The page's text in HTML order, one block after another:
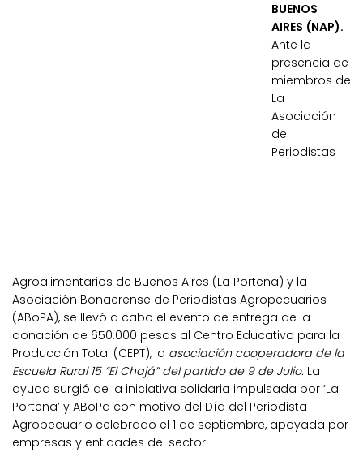
BUENOS
AIRES (NAP).
Ante la
presencia de
miembros de
La
Asociación
de
Periodistas
Agroalimentarios de Buenos Aires (La Porteña) y la
Asociación Bonaerense de Periodistas Agropecuarios
(ABoPA), se llevó a cabo el evento de entrega de la
donación de 650.000 pesos al Centro Educativo para la
Producción Total (CEPT), la asociación cooperadora de la
Escuela Rural 15 “El Chajá” del partido de 9 de Julio. La
ayuda surgió de la iniciativa solidaria impulsada por ‘La
Porteña’ y ABoPa con motivo del Día del Periodista
Agropecuario celebrado el 1 de septiembre, apoyada por
empresas y entidades del sector.